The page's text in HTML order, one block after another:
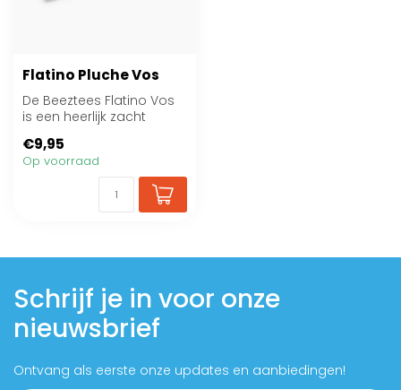
Flatino Pluche Vos
De Beeztees Flatino Vos
is een heerlijk zacht
voor jouw ...
€9,95
Op voorraad
Schrijf je in voor onze
nieuwsbrief
Ontvang als eerste onze updates en aanbiedingen!